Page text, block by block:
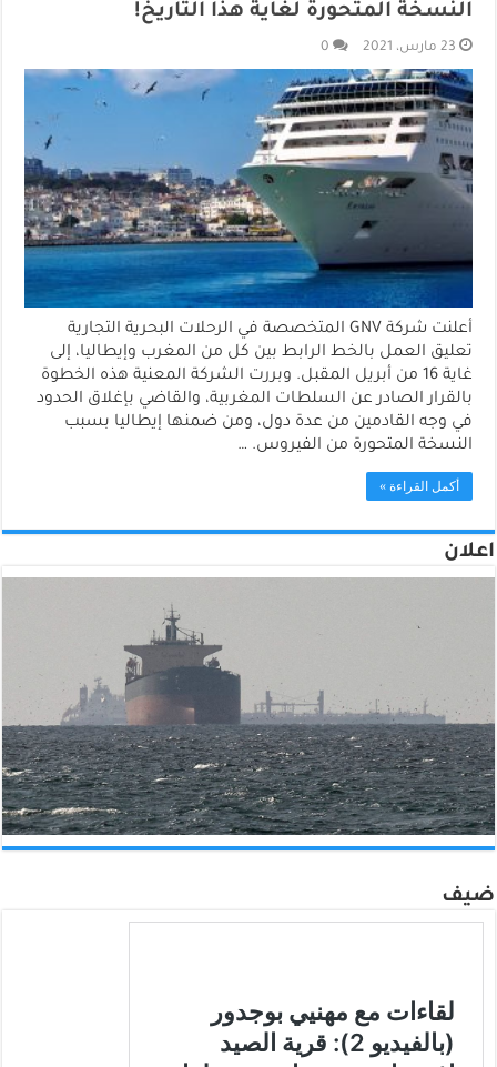
النسخة المتحورة لغاية هذا التاريخ!
23 مارس، 2021 0
أعلنت شركة GNV المتخصصة في الرحلات البحرية التجارية
تعليق العمل بالخط الرابط بين كل من المغرب وإيطاليا، إلى
غاية 16 من أبريل المقبل. وبررت الشركة المعنية هذه الخطوة
بالقرار الصادر عن السلطات المغربية، والقاضي بإغلاق الحدود
في وجه القادمين من عدة دول، ومن ضمنها إيطاليا بسبب
النسخة المتحورة من الفيروس. …
أكمل القراءة »
اعلان
ضيف